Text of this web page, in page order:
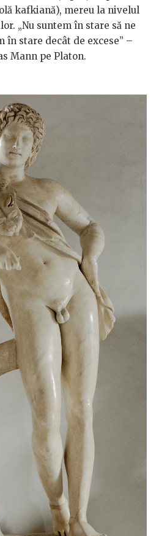
kafkiană), mereu la nivelul
„Nu suntem în stare să ne
în stare decât de excese” –
Mann pe Platon.